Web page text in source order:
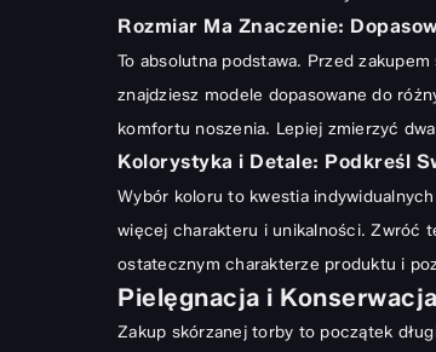
Rozmiar Ma Znaczenie:
To absolutna podstawa. Przed
znajdziesz modele dopasowane do
komfortu noszenia. Lepiej zmierzyć
Kolorystyka i Detale: Podkreśl
Wybór koloru to kwestia
więcej charakteru i unikalności. Zwróć
ostatecznym charakterze produktu i
Pielęgnacja i
Zakup skórzanej torby to początek